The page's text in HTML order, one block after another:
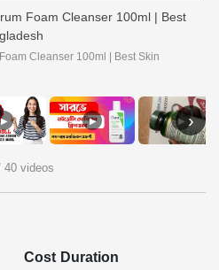
Foam Cleanser 100ml | Best
Cleanser 100ml | Best Skin
▶ ▶ ▶ ›
40 videos
Cost Duration